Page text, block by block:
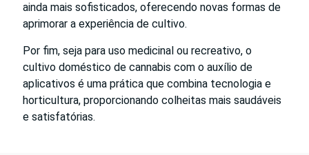
ainda mais sofisticados, oferecendo novas formas de
aprimorar a experiência de cultivo.
Por fim, seja para uso medicinal ou recreativo, o
cultivo doméstico de cannabis com o auxílio de
aplicativos é uma prática que combina tecnologia e
horticultura, proporcionando colheitas mais saudáveis
e satisfatórias.